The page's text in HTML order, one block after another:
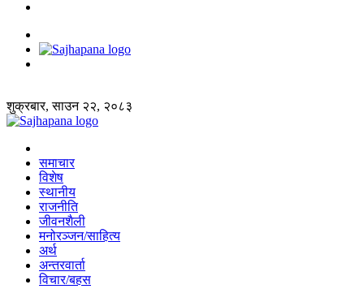
शुक्रबार, साउन २२, २०८३
समाचार
विशेष
स्थानीय
राजनीति
जीवनशैली
मनोरञ्जन/साहित्य
अर्थ
अन्तरवार्ता
विचार/बहस